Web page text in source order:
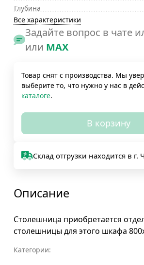
Глубина
Все характеристики
Задайте вопрос в чате
или MAX
Товар снят с производства. Мы
выберите то, что нужно у нас в
каталоге.
В корзину
Склад отгрузки находится в г.
Описание
Столешница приобретается
столешницы для этого шкафа
Категории: